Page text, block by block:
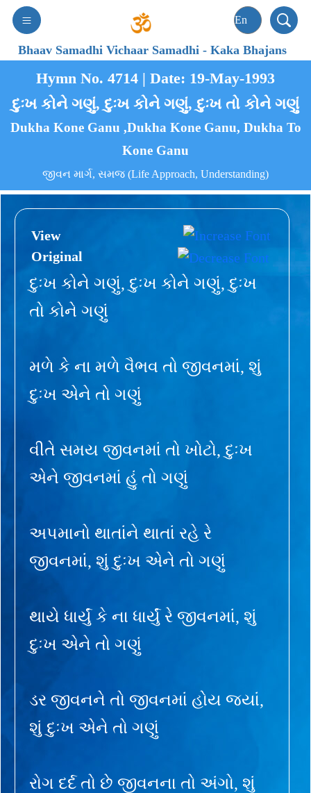
Bhaav Samadhi Vichaar Samadhi-Kaka Bhajans
Hymn No. 4714 | Date: 19-May-1993
દુઃખ કોને ગણું, દુઃખ કોને ગણું, દુઃખ તો કોને ગણું
Dukha Kone Ganu ,Dukha Kone Ganu, Dukha To
Kone Ganu
જીવન માર્ગ, સમજ (Life Approach, Understanding)
View
Original
દુઃખ કોને ગણું, દુઃખ કોને ગણું, દુઃખ
તો કોને ગણું
મળે કે ના મળે વૈભવ તો જીવનમાં, શું
દુઃખ એને તો ગણું
વીતે સમય જીવનમાં તો ખોટો, દુઃખ
એને જીવનમાં હું તો ગણું
અપમાનો થાતાંને થાતાં રહે રે
જીવનમાં, શું દુઃખ એને તો ગણું
થાયે ધાર્યું કે ના ધાર્યું રે જીવનમાં, શું
દુઃખ એને તો ગણું
ડર જીવનને તો જીવનમાં હોય જ્યાં,
શું દુઃખ એને તો ગણું
રોગ દર્દ તો છે જીવનના તો અંગો, શું